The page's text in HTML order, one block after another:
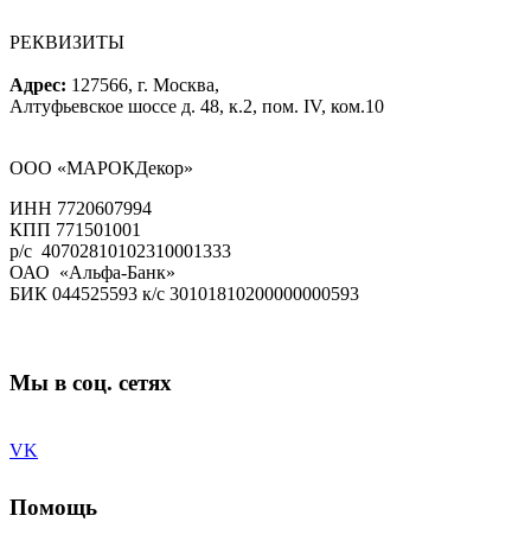
РЕКВИЗИТЫ
Адрес: 127566, г. Москва,
Алтуфьевское шоссе д. 48, к.2, пом. IV, ком.10
ООО «МАРОКДекор»
ИНН 7720607994
КПП 771501001
р/с 40702810102310001333
ОАО «Альфа-Банк»
БИК 044525593 к/с 30101810200000000593
Мы в соц. сетях
VK
Помощь